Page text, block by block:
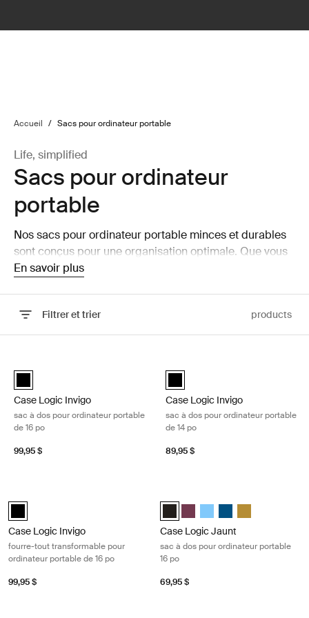
Accueil / Sacs pour ordinateur portable
Life, simplified
Sacs pour ordinateur
portable
Nos sacs pour ordinateur portable minces et durables
sont conçus pour une organisation optimale. Que vous
vous déplaciez ou travailliez de la maison, protégez vos
En savoir plus
Filtrer et trier products
Case Logic Invigo backpack 16" Noir (selected)
Case Logic Invigo
sac à dos pour ordinateur portable
de 16 po
99,95 $
Case Logic Invigo backpack 14"
Case Logic Invigo
sac à dos pour ordinateur portable
de 14 po
89,95 $
Case Logic Invigo convertible tote Noir (selected)
Case Logic Invigo
fourre-tout transformable pour
ordinateur portable de 16 po
99,95 $
Case Logic Jaunt Backpack 16"
Case Logic Jaunt Backpack
Case Logic Jaunt
Case Logic Jaunt
Case Logic
Case Logic Jaunt
sac à dos pour ordinateur portable
16 po
69,95 $